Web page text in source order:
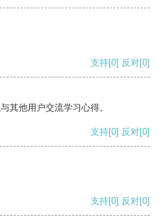
支持[0] 反对[0]
其他用户交流学习心得。
支持[0] 反对[0]
支持[0] 反对[0]